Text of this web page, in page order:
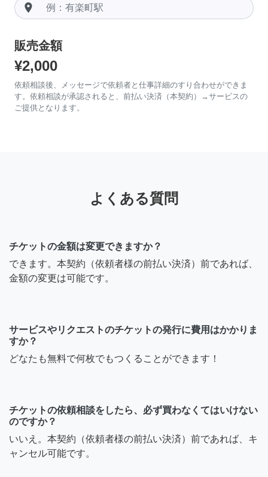
room
販売金額
¥2,000
依頼相談後、メッセージで依頼者と仕事詳細のすり合わせができま
す。依頼相談が承認されると、前払い決済（本契約）→サービスの
ご提供となります。
よくある質問
チケットの金額は変更できますか？
できます。本契約（依頼者様の前払い決済）前であれば、
金額の変更は可能です。
サービスやリクエストのチケットの発行に費用はかかりま
すか？
どなたも無料で何枚でもつくることができます！
チケットの依頼相談をしたら、必ず買わなくてはいけない
のですか？
いいえ。本契約（依頼者様の前払い決済）前であれば、キ
ャンセル可能です。